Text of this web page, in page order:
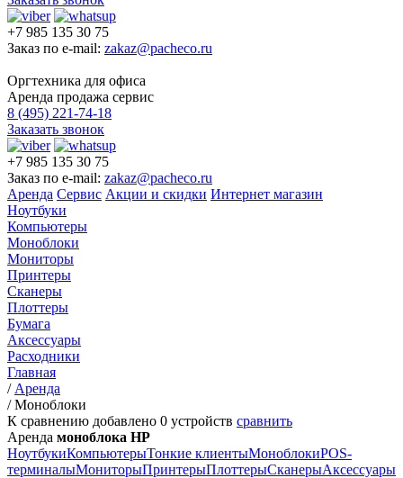
+7 985 135 30 75
Заказ по e-mail: zakaz@pacheco.ru
Оргтехника для офиса
Аренда продажа сервис
8 (495) 221-74-18
Заказать звонок
+7 985 135 30 75
Заказ по e-mail: zakaz@pacheco.ru
Аренда Сервис Акции и скидки Интернет магазин
Ноутбуки
Компьютеры
Моноблоки
Мониторы
Принтеры
Сканеры
Плоттеры
Бумага
Аксессуары
Расходники
Главная
/ Аренда
/Моноблоки
К сравнению добавлено 0 устройств сравнить
Аренда моноблока HP
НоутбукиКомпьютерыТонкие клиентыМоноблокиPOS-
терминалыМониторыПринтерыПлоттерыСканерыАксессуары